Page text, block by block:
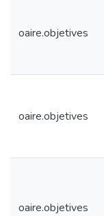
oaire.objetives
oaire.objetives
oaire.objetives